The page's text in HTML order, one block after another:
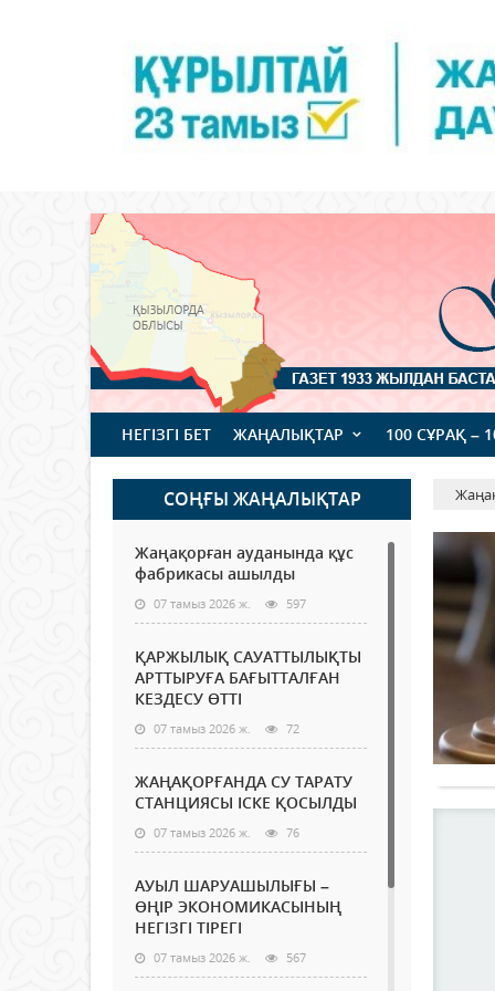
НЕГІЗГІ БЕТ ЖАҢАЛЫҚТАР 100 СҰРАҚ –
СОҢҒЫ ЖАҢАЛЫҚТАР
Жаңақорған ауданында құс
фабрикасы ашылды
07 тамыз 2026 ж. 597
ҚАРЖЫЛЫҚ САУАТТЫЛЫҚТЫ
АРТТЫРУҒА БАҒЫТТАЛҒАН
КЕЗДЕСУ ӨТТІ
07 тамыз 2026 ж. 72
ЖАҢАҚОРҒАНДА СУ ТАРАТУ
СТАНЦИЯСЫ ІСКЕ ҚОСЫЛДЫ
07 тамыз 2026 ж. 76
АУЫЛ ШАРУАШЫЛЫҒЫ –
ӨҢІР ЭКОНОМИКАСЫНЫҢ
НЕГІЗГІ ТІРЕГІ
07 тамыз 2026 ж. 567